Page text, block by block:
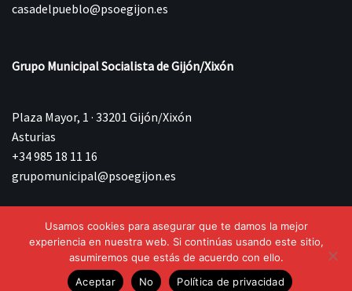
casadelpueblo@psoegijon.es
Grupo Municipal Socialista de Gijón/Xixón
Plaza Mayor, 1 · 33201 Gijón/Xixón
Asturias
+34 985 18 11 16
grupomunicipal@psoegijon.es
©{current_year} Agrupación Municipal Socialista de
Gijón/Xixón.
Usamos cookies para asegurar que te damos la mejor
experiencia en nuestra web. Si continúas usando este sitio,
asumiremos que estás de acuerdo con ello.
Aceptar
No Política de privacidad